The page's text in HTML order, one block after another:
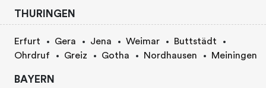
THURINGEN
Erfurt Gera Jena Weimar
Buttstädt
Ohrdruf
Greiz Gotha Nordhausen Meiningen
BAYERN